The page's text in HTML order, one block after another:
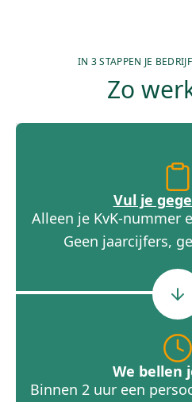
IN 3 STAPPEN JE
Zo
Vul je
Alleen je KvK-nummer
Geen jaarcijfers,
We bellen
Binnen 2 uur een